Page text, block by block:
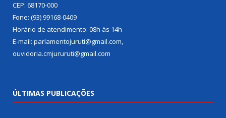
CEP: 68170-000
Fone: (93) 99168-0409
Horário de atendimento: 08h às 14h
E-mail: parlamentojuruti@gmail.com,
ouvidoria.cmjururuti@gmail.com
ÚLTIMAS PUBLICAÇÕES